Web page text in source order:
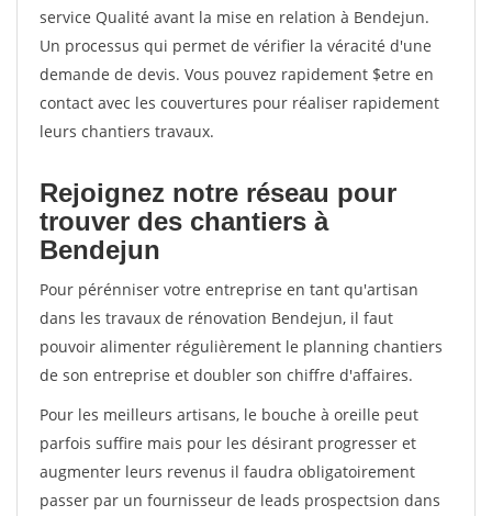
service Qualité avant la mise en relation à Bendejun.
Un processus qui permet de vérifier la véracité d'une
demande de devis. Vous pouvez rapidement $etre en
contact avec les couvertures pour réaliser rapidement
leurs chantiers travaux.
Rejoignez notre réseau pour
trouver des chantiers à
Bendejun
Pour pérénniser votre entreprise en tant qu'artisan
dans les travaux de rénovation Bendejun, il faut
pouvoir alimenter régulièrement le planning chantiers
de son entreprise et doubler son chiffre d'affaires.
Pour les meilleurs artisans, le bouche à oreille peut
parfois suffire mais pour les désirant progresser et
augmenter leurs revenus il faudra obligatoirement
passer par un fournisseur de leads prospectsion dans